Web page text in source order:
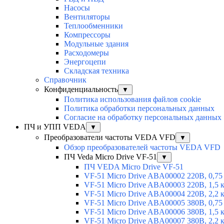
Насосы
Вентиляторы
Теплообменники
Компрессоры
Модульные здания
Расходомеры
Энергоцепи
Складская техника
Справочник
Конфиденциальность
▼
Политика использования файлов cookie
Политика обработки персональных данных
Согласие на обработку персональных данных
ПЧ и УПП VEDA
▼
Преобразователи частоты VEDA VFD ▼
Обзор преобразователей частоты VEDA VFD
ПЧ Veda Micro Drive VF-51
▼
ПЧ VEDA Micro Drive VF-51
VF-51 Micro Drive ABA00002 220В,
VF-51 Micro Drive ABA00003 220В, 1,5
VF-51 Micro Drive ABA00004 220В, 2,2
VF-51 Micro Drive ABA00005 380В,
VF-51 Micro Drive ABA00006 380В, 1,5
VF-51 Micro Drive ABA00007 380В, 2,2